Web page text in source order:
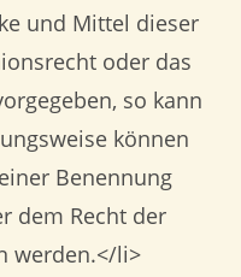
und Mittel dieser
oder das
so kann
können
Benennung
dem Recht der
werden.</li>